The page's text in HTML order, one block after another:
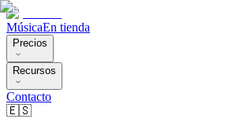
MúsicaEn tienda
Precios
Recursos
Contacto
🇪🇸